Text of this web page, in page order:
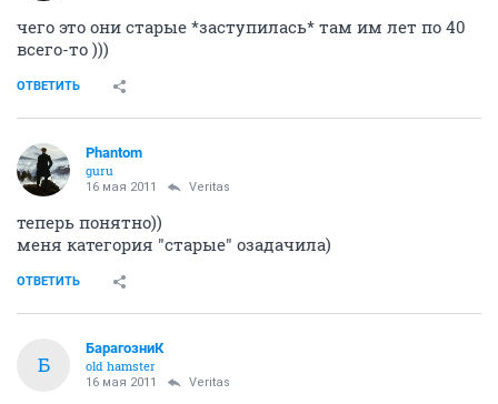
чего это они старые *заступилась* там им лет по 40
всего-то )))
ОТВЕТИТЬ
Phantom
guru
16 мая 2011 Veritas
теперь понятно))
меня категория "старые" озадачила)
ОТВЕТИТЬ
Б
БарагозниК
old hamster
16 мая 2011 Veritas